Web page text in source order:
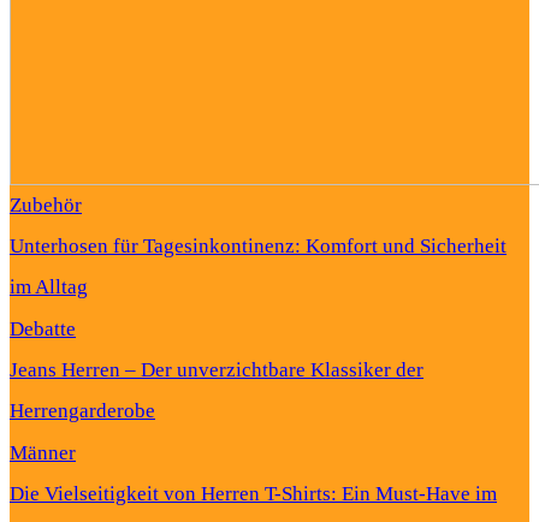
Zubehör
Unterhosen für Tagesinkontinenz: Komfort und Sicherheit
im Alltag
Debatte
Jeans Herren – Der unverzichtbare Klassiker der
Herrengarderobe
Männer
Die Vielseitigkeit von Herren T-Shirts: Ein Must-Have im